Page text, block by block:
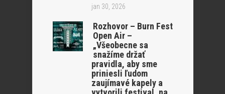
jan 30, 2026
Rozhovor – Burn Fest
Open Air –
„Všeobecne sa
snažíme držať
pravidla, aby sme
priniesli ľudom
zaujímavé kapely a